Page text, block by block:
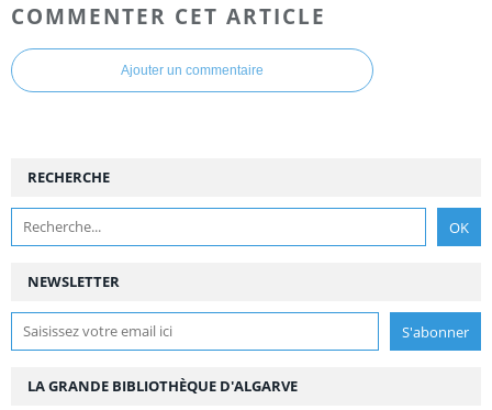
COMMENTER CET ARTICLE
Ajouter un commentaire
NEWSLETTER
RECHERCHE
LA GRANDE BIBLIOTHÈQUE D'ALGARVE